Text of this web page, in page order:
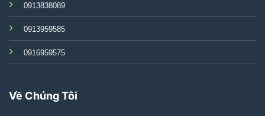
0913838089
0913959585
0916959575
Về Chúng Tôi